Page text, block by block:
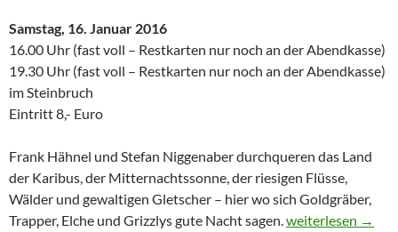
Samstag, 16. Januar 2016
16.00 Uhr (fast voll – Restkarten nur noch an der Abendkasse)
19.30 Uhr (fast voll – Restkarten nur noch an der Abendkasse)
im Steinbruch
Eintritt 8,- Euro
Frank Hähnel und Stefan Niggenaber durchqueren das Land
der Karibus, der Mitternachtssonne, der riesigen Flüsse,
Wälder und gewaltigen Gletscher – hier wo sich Goldgräber,
Trapper, Elche und Grizzlys gute Nacht sagen.Alaska-Kanada –
weiterlesen →